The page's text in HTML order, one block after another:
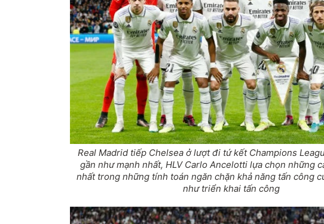
Real Madrid tiếp Chelsea ở lượt đi tứ kết Champions
gần như mạnh nhất, HLV Carlo Ancelotti lựa chọn những
nhất trong những tính toán ngăn chặn khả năng tấn công
như triển khai tấn công